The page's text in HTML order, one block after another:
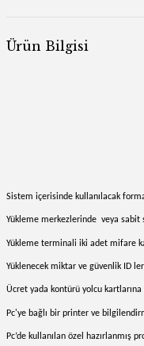
Ürün Bilgisi
Sistem içerisinde kullanılacak
Yükleme merkezlerinde veya sabit
Yükleme terminali iki adet mifare
Yüklenecek miktar ve güvenlik ID
Ücret yada kontürü yolcu
Pc'ye bağlı bir printer ve
Pc’de kullanılan özel